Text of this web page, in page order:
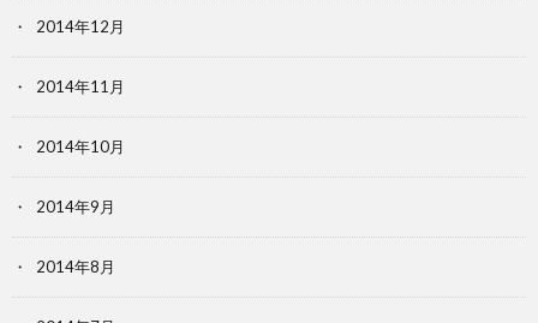
2014年12月
2014年11月
2014年10月
2014年9月
2014年8月